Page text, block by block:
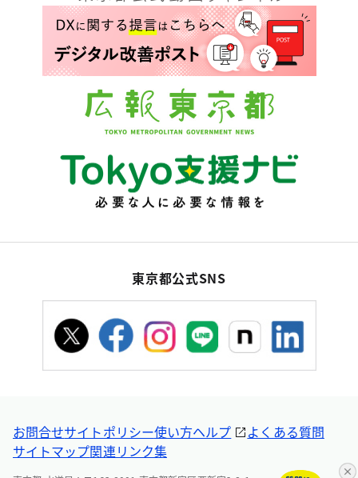
東京都公式SNS
お問合せサイトポリシー使い方ヘルプ
よくある質問
サイトマップ関連リンク集